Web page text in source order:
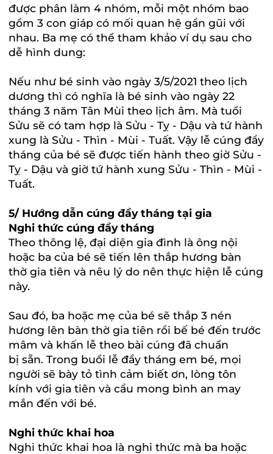
được phân làm 4 nhóm, mỗi một nhóm bao
gồm 3 con giáp có mối quan hệ gần gũi với
nhau. Ba mẹ có thể tham khảo ví dụ sau cho
dễ hình dung:
Nếu như bé sinh vào ngày 3/5/2021 theo lịch
dương thì có nghĩa là bé sinh vào ngày 22
tháng 3 năm Tân Mùi theo lịch âm. Mà tuổi
Sửu sẽ có tam hợp là Sửu - Tỵ - Dậu và tứ hành
xung là Sửu - Thìn - Mùi - Tuất. Vậy lễ cúng đầy
tháng của bé sẽ được tiến hành theo giờ Sửu -
Tỵ - Dậu và giờ tứ hành xung Sửu - Thìn - Mùi -
Tuất.
5/ Hướng dẫn cúng đầy tháng tại gia
Nghi thức cúng đầy tháng
Theo thông lệ, đại diện gia đình là ông nội
hoặc ba của bé sẽ tiến lên thắp hương bàn
thờ gia tiên và nêu lý do nên thực hiện lễ cúng
này.
Sau đó, ba hoặc mẹ của bé sẽ thắp 3 nén
hương lên bàn thờ gia tiên rồi bế bé đến trước
mâm và khấn lễ theo bài cúng đã chuẩn
bị sẵn. Trong buổi lễ đầy tháng em bé, mọi
người sẽ bày tỏ tình cảm biết ơn, lòng tôn
kính với gia tiên và cầu mong bình an may
mắn đến với bé.
Nghi thức khai hoa
Nghi thức khai hoa là nghi thức mà ba hoặc